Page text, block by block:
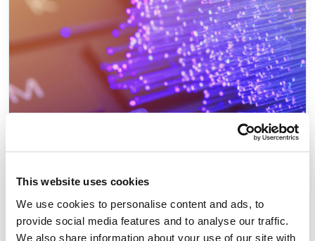
This website uses cookies
We use cookies to personalise content and ads, to
provide social media features and to analyse our traffic.
We also share information about your use of our site with